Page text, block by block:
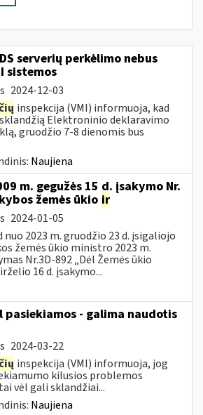
serverių perkėlimo nebus
sistemos
2024-12-03
inspekcija (VMI) informuoja, kad
Elektroninio deklaravimo
gruodžio 7-8 dienomis bus
Naujiena
m. gegužės 15 d. įsakymo Nr.
žemės ūkio ir
2024-01-05
2023 m. gruodžio 23 d. įsigaliojo
žemės ūkio ministro 2023 m.
Nr.3D-892 „Dėl Žemės ūkio
16 d. įsakymo...
pasiekiamos - galima naudotis
2024-03-22
inspekcija (VMI) informuoja, jog
kilusios problemos
vėl gali sklandžiai...
Naujiena